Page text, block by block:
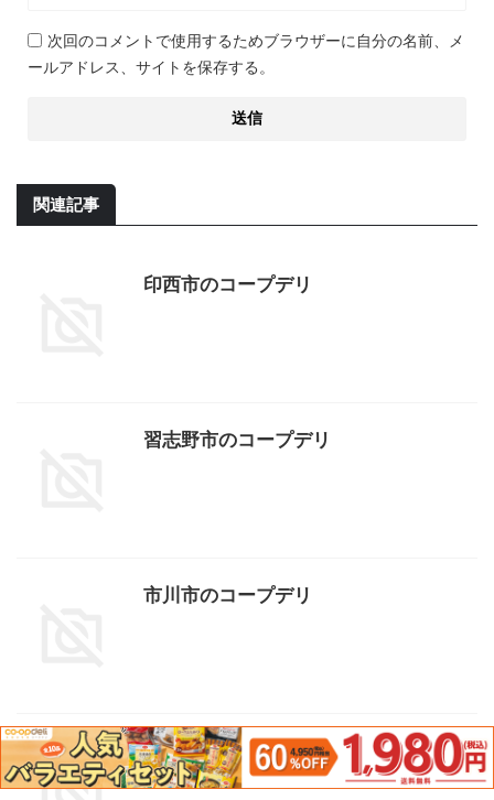
次回のコメントで使用するためブラウザーに自分の名前、メ
ールアドレス、サイトを保存する。
関連記事
印西市のコープデリ
習志野市のコープデリ
市川市のコープデリ
いすみ市のコープデリ